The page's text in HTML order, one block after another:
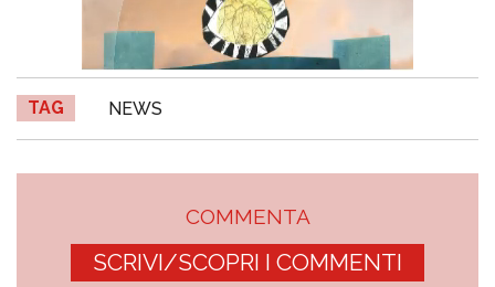
TAG NEWS
COMMENTA
SCRIVI/SCOPRI I COMMENTI